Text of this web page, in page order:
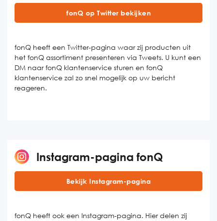
fonQ op Twitter bekijken
fonQ heeft een Twitter-pagina waar zij producten uit
het fonQ assortiment presenteren via Tweets. U kunt een
DM naar fonQ klantenservice sturen en fonQ
klantenservice zal zo snel mogelijk op uw bericht
reageren.
Instagram-pagina fonQ
Bekijk Instagram-pagina
fonQ heeft ook een Instagram-pagina. Hier delen zij